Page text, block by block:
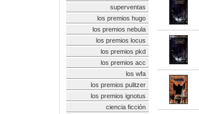
superventas
los premios hugo
los premios nebula
los premios locus
los premios pkd
los premios acc
los wfa
los premios pulitzer
los premios ignotus
ciencia ficción